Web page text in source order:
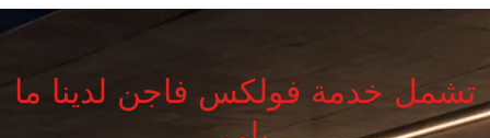
تشمل خدمة فولكس فاجن لدينا ما
يلي